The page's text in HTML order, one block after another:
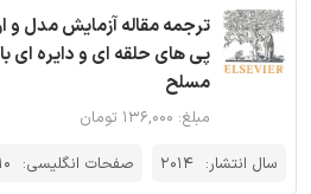
ترجمه مقاله آزمایش مدل و
پی های حلقه ای و دایره ای
مسلح
مبلغ: ۱۳۶,۰۰۰ تومان
سال انتشار: 2014 صفحات انگلیسی: 10